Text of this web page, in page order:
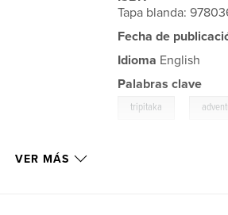
Tapa blanda:
Fecha de
Idioma English
Palabras clave
tripitaka
VER MÁS